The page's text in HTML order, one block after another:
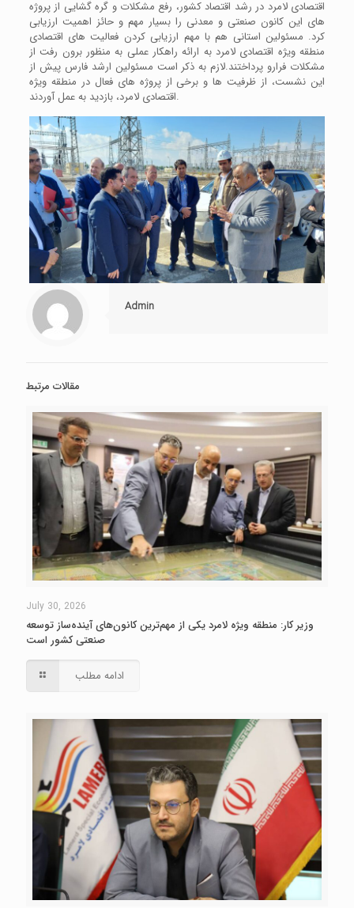
اقتصادی لامرد در رشد اقتصاد کشور، رفع مشکلات و گره گشایی از پروژه
های این کانون صنعتی و معدنی را بسیار مهم و حائز اهمیت ارزیابی
کرد. مسئولین استانی هم با مهم ارزیابی کردن فعالیت های اقتصادی
منطقه ویژه اقتصادی لامرد به ارائه راهکار عملی به منظور برون رفت از
مشکلات فرارو پرداختند.لازم به ذکر است مسئولین ارشد فارس پیش از
این نشست، از ظرفیت ها و برخی از پروژه های فعال در منطقه ویژه
اقتصادی لامرد، بازدید به عمل آوردند.
Admin
مقالات مرتبط
July 30, 2026
وزیر کار: منطقه ویژه لامرد یکی از مهم‌ترین کانون‌های آینده‌ساز توسعه
صنعتی کشور است
ادامه مطلب